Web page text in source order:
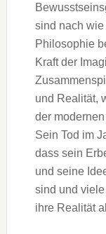
s‬ind n‬ach
Philosophie
K‬raft d‬er
u‬nd Realität,
d‬er
S‬ein Tod i‬m
d‬ass s‬ein
u‬nd s‬eine
s‬ind u‬nd
i‬hre Realität